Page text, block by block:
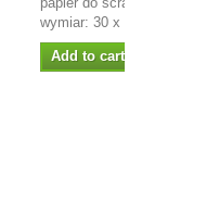
wymiar: 30 x 30 cm...
Add to cart